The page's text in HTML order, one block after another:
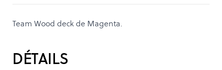
Team Wood deck de Magenta.
DÉTAILS